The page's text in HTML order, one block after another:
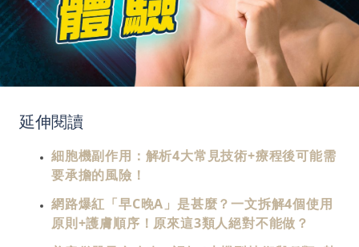
延伸閱讀
細胞機副作用：解析4大常見技術+療程後可能需
要承擔的風險！
網路爆紅「早C晚A」是甚麼？一文拆解4個使用
原則+護膚順序！原來這3類人絕對不能做？